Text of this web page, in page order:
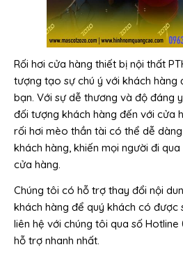
Rối hơi cửa hàng thiết bị nội thất
tượng tạo sự chú ý với khách hàng
bạn. Với sự dễ thương và độ đáng
đối tượng khách hàng đến với cửa
rối hơi mèo thần tài có thể dễ
khách hàng, khiến mọi người đi
cửa hàng.
Chúng tôi có hỗ trợ thay đổi nội
khách hàng để quý khách có được
liên hệ với chúng tôi qua số Hotline
hỗ trợ nhanh nhất.